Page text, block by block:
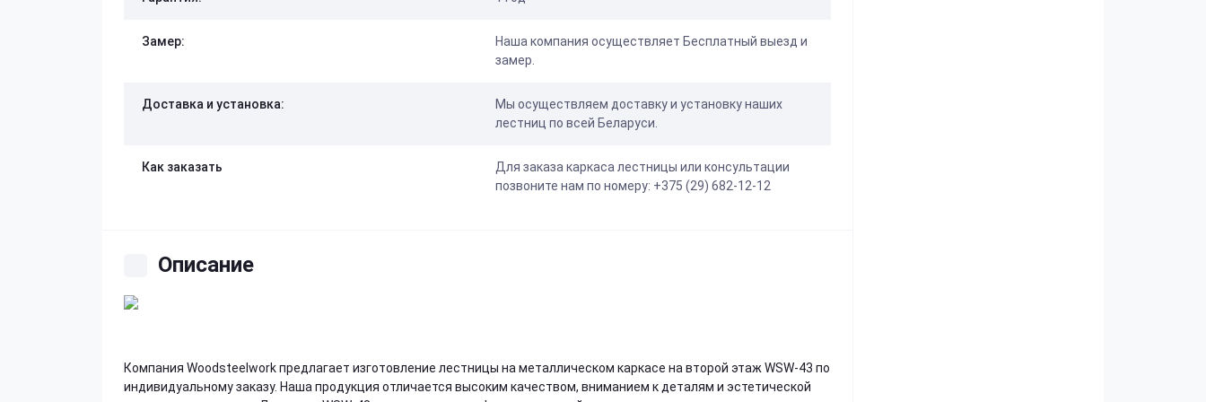
Замер:
Наша компания осуществляет Бесплатный выезд и
замер.
Доставка и установка:
Мы осуществляем доставку и установку наших
лестниц по всей Беларуси.
Как заказать
Для заказа каркаса лестницы или консультации
позвоните нам по номеру: +375 (29) 682-12-12
Описание
Компания Woodsteelwork предлагает изготовление лестницы на металлическом каркасе на второй этаж WSW-43 по
индивидуальному заказу. Наша продукция отличается высоким качеством, вниманием к деталям и эстетической